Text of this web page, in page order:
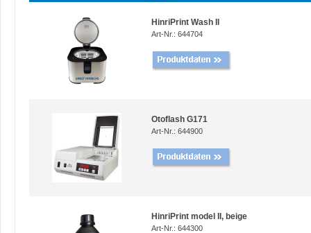
HinriPrint Wash II
Art-Nr.: 644704
Otoflash G171
Art-Nr.: 644900
HinriPrint model II, beige
Art-Nr.: 644300